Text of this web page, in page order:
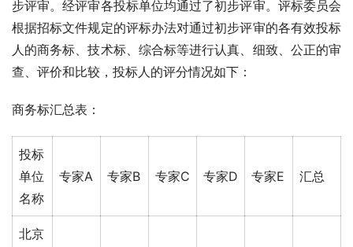
步评审。经评审各投标单位均通过了初步评审。评标委员会
根据招标文件规定的评标办法对通过初步评审的各有效投标
人的商务标、技术标、综合标等进行认真、细致、公正的审
查、评价和比较，投标人的评分情况如下：
商务标汇总表：
投标
单位
名称
专家A 专家B 专家C 专家D 专家E 汇总
北京